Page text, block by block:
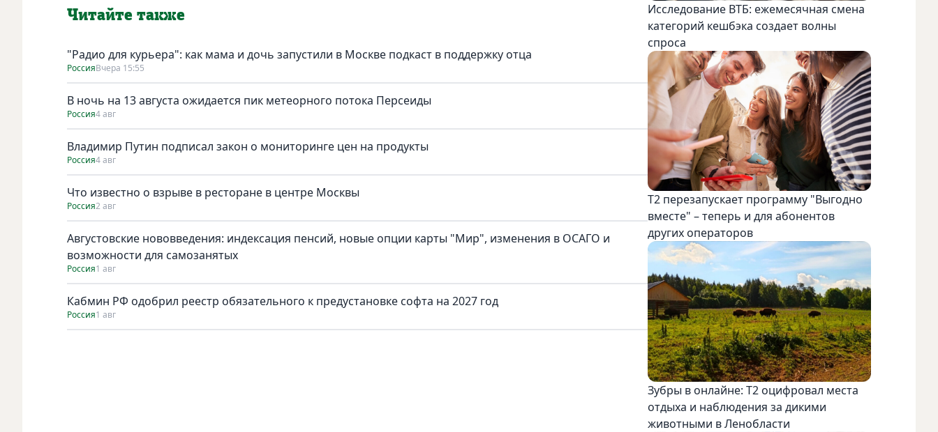
Читайте также
"Радио для курьера": как мама и дочь запустили в Москве подкаст в поддержку отца
РоссияВчера 15:55
В ночь на 13 августа ожидается пик метеорного потока Персеиды
Россия4 авг
Владимир Путин подписал закон о мониторинге цен на продукты
Россия4 авг
Что известно о взрыве в ресторане в центре Москвы
Россия2 авг
Августовские нововведения: индексация пенсий, новые опции карты "Мир", изменения в ОСАГО и
возможности для самозанятых
Россия1 авг
Кабмин РФ одобрил реестр обязательного к предустановке софта на 2027 год
Россия1 авг
Исследование ВТБ: ежемесячная смена
категорий кешбэка создает волны
спроса
Т2 перезапускает программу "Выгодно
вместе" – теперь и для абонентов
других операторов
Зубры в онлайне: Т2 оцифровал места
отдыха и наблюдения за дикими
животными в Ленобласти